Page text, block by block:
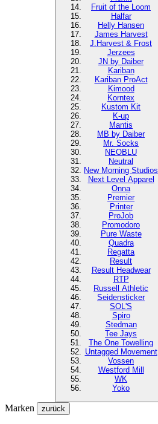
Fruit of the Loom
Halfar
Helly Hansen
James Harvest
J.Harvest & Frost
Jerzees
JN by Daiber
Kariban
Kariban ProAct
Kimood
Korntex
Kustom Kit
K-up
Mantis
MB by Daiber
Mr. Socks
NEOBLU
Neutral
New Morning Studios
Next Level Apparel
Onna
Premier
Printer
ProJob
Promodoro
Pure Waste
Quadra
Regatta
Result
Result Headwear
RTP
Russell Athletic
Seidensticker
SOL'S
Spiro
Stedman
Tee Jays
The One Towelling
Untagged Movement
Vossen
Westford Mill
WK
Yoko
Marken zurück